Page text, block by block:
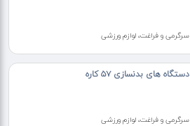
سرگرمی و فراغت، لوازم ورزشی
دستگاه های بدنسازی ۵۷ کاره
سرگرمی و فراغت، لوازم ورزشی